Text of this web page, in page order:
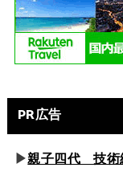
PR広告
▶親子四代 技術